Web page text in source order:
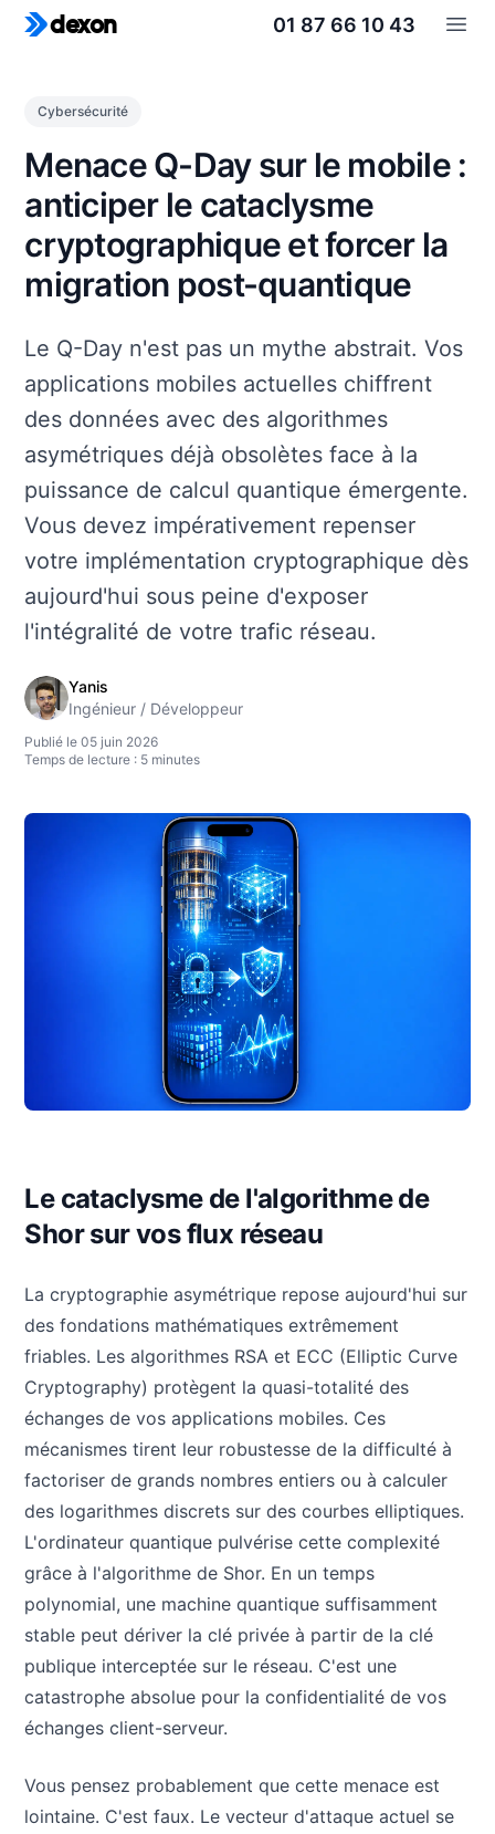
dexon 01 87 66 10 43
Cybersécurité
Menace Q-Day sur le mobile :
anticiper le cataclysme
cryptographique et forcer la
migration post-quantique
Le Q-Day n'est pas un mythe abstrait. Vos
applications mobiles actuelles chiffrent
des données avec des algorithmes
asymétriques déjà obsolètes face à la
puissance de calcul quantique émergente.
Vous devez impérativement repenser
votre implémentation cryptographique dès
aujourd'hui sous peine d'exposer
l'intégralité de votre trafic réseau.
Yanis
Ingénieur / Développeur
Publié le 05 juin 2026
Temps de lecture : 5 minutes
Le cataclysme de l'algorithme de
Shor sur vos flux réseau
La cryptographie asymétrique repose aujourd'hui sur
des fondations mathématiques extrêmement
friables. Les algorithmes RSA et ECC (Elliptic Curve
Cryptography) protègent la quasi-totalité des
échanges de vos applications mobiles. Ces
mécanismes tirent leur robustesse de la difficulté à
factoriser de grands nombres entiers ou à calculer
des logarithmes discrets sur des courbes elliptiques.
L'ordinateur quantique pulvérise cette complexité
grâce à l'algorithme de Shor. En un temps
polynomial, une machine quantique suffisamment
stable peut dériver la clé privée à partir de la clé
publique interceptée sur le réseau. C'est une
catastrophe absolue pour la confidentialité de vos
échanges client-serveur.
Vous pensez probablement que cette menace est
lointaine. C'est faux. Le vecteur d'attaque actuel se